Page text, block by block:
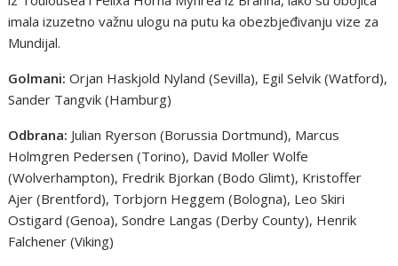
imala izuzetno važnu ulogu na putu ka obezbjeđivanju vize za
Mundijal.
Golmani: Orjan Haskjold Nyland (Sevilla), Egil Selvik (Watford),
Sander Tangvik (Hamburg)
Odbrana: Julian Ryerson (Borussia Dortmund), Marcus
Holmgren Pedersen (Torino), David Moller Wolfe
(Wolverhampton), Fredrik Bjorkan (Bodo Glimt), Kristoffer
Ajer (Brentford), Torbjorn Heggem (Bologna), Leo Skiri
Ostigard (Genoa), Sondre Langas (Derby County), Henrik
Falchener (Viking)